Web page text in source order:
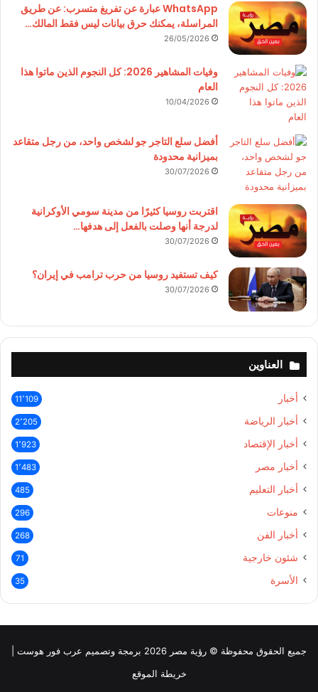
WhatsApp عبارة عن تفريغ متسرب: عن طريق
المراسلة، يمكنك حرق بيانات ليس فقط المالك…
26/05/2026
وفيات المشاهير 2026: كل النجوم الذين ماتوا هذا
العام
10/04/2026
أفضل سلع التاجر جو لشخص واحد، من رجل متقاعد
بميزانية محدودة
30/07/2026
اقتربت روسيا كثيرًا من مدينة سومي الأوكرانية
لدرجة أنها وصلت بالفعل إلى هدفها…
30/07/2026
كيف تستفيد روسيا من حرب ترامب في إيران؟
30/07/2026
العناوين
أخبار 11٬109
أخبار الرياضة 2٬205
أخبار الإقتصاد 1٬923
أخبار مصر 1٬483
أخبار التعليم 485
منوعات 296
أخبار الفن 268
شئون خارجية 71
الأسرة 35
جميع الحقوق محفوظة © رؤية مصر 2026 برمجة وتصميم عرب فور هوست |
خريطة الموقع